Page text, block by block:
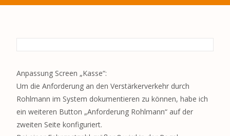
Anpassung Screen „Kasse“:
Um die Anforderung an den Verstärkerverkehr durch
Rohlmann im System dokumentieren zu können, habe ich
ein weiteren Button „Anforderung Rohlmann“ auf der
zweiten Seite konfiguriert.